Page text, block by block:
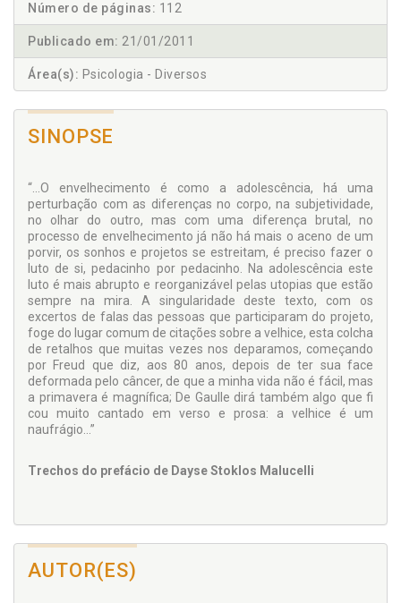
Número de páginas: 112
Publicado em: 21/01/2011
Área(s): Psicologia - Diversos
SINOPSE
“...O envelhecimento é como a adolescência, há uma
perturbação com as diferenças no corpo, na subjetividade,
no olhar do outro, mas com uma diferença brutal, no
processo de envelhecimento já não há mais o aceno de um
porvir, os sonhos e projetos se estreitam, é preciso fazer o
luto de si, pedacinho por pedacinho. Na adolescência este
luto é mais abrupto e reorganizável pelas utopias que estão
sempre na mira. A singularidade deste texto, com os
excertos de falas das pessoas que participaram do projeto,
foge do lugar comum de citações sobre a velhice, esta colcha
de retalhos que muitas vezes nos deparamos, começando
por Freud que diz, aos 80 anos, depois de ter sua face
deformada pelo câncer, de que a minha vida não é fácil, mas
a primavera é magnífica; De Gaulle dirá também algo que fi
cou muito cantado em verso e prosa: a velhice é um
naufrágio...”
Trechos do prefácio de Dayse Stoklos Malucelli
AUTOR(ES)